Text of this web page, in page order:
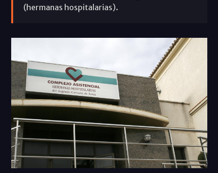
(hermanas hospitalarias).